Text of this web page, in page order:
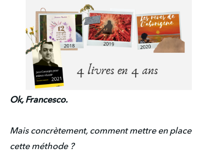
Ok, Francesco.
Mais concrètement, comment mettre en place
cette méthode ?